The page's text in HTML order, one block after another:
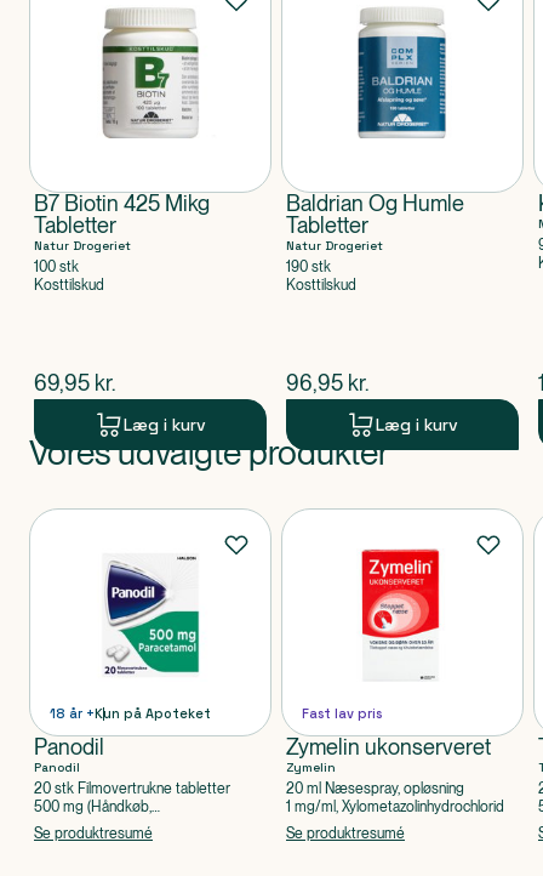
B7 Biotin 425 Mikg
Tabletter
Natur Drogeriet
100 stk
Kosttilskud
$nuværende pris
69,95 kr.
Læg i kurv
Baldrian Og Humle
Tabletter
Natur Drogeriet
190 stk
Kosttilskud
$nuværende pris
96,95 kr.
Læg i kurv
Produkt 1 af 0
Vores udvalgte produkter
Produkter
18 år +Kun på Apoteket
Panodil
Panodil
20 stk Filmovertrukne tabletter
500 mg (Håndkøb,
apoteksforbeholdt), Paracetamol
Se produktresumé
Fast lav pris
Zymelin ukonserveret
Zymelin
20 ml Næsespray, opløsning
1 mg/ml, Xylometazolinhydrochlorid
Se produktresumé